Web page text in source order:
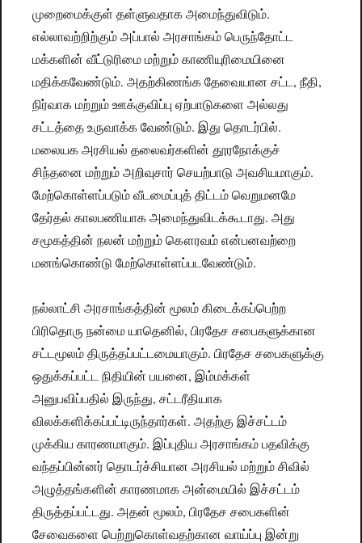
முறைமைக்குள் தள்ளுவதாக அமைந்துவிடும்.
எல்லாவற்றிற்கும் அப்பால் அரசாங்கம் பெருந்தோட்ட
மக்களின் வீட்டுரிமை மற்றும் காணியுரிமையினை
மதிக்கவேண்டும். அதற்கிணங்க தேவையான சட்ட, நீதி,
நிர்வாக மற்றும் ஊக்குவிப்பு ஏற்பாடுகளை அல்லது
சட்டத்தை உருவாக்க வேண்டும். இது தொடர்பில்.
மலையக அரசியல் தலைவர்களின் தூரநோக்குச்
சிந்தனை மற்றும் அறிவுசார் செயற்பாடு அவசியமாகும்.
மேற்கொள்ளப்படும் வீடமைப்புத் திட்டம் வெறுமனமே
தேர்தல் காலபணியாக அமைந்துவிடக்கூடாது. அது
சமூகத்தின் நலன் மற்றும் கௌரவம் என்பனவற்றை
மனங்கொண்டு மேற்கொள்ளப்படவேண்டும்.
நல்லாட்சி அரசாங்கத்தின் மூலம் கிடைக்கப்பெற்ற
பிரிதொரு நன்மை யாதெனில், பிரதேச சபைகளுக்கான
சட்டமூலம் திருத்தப்பட்டமையாகும். பிரதேச சபைகளுக்கு
ஒதுக்கப்பட்ட நிதியின் பயனை, இம்மக்கள்
அனுபவிப்பதில் இருந்து, சட்டரீதியாக
விலக்களிக்கப்பட்டிருந்தார்கள். அதற்கு இச்சட்டம்
முக்கிய காரணமாகும். இப்புதிய அரசாங்கம் பதவிக்கு
வந்தப்பின்னர் தொடர்ச்சியான அரசியல் மற்றும் சிவில்
அழுத்தங்களின் காரணமாக அன்மையில் இச்சட்டம்
திருத்தப்பட்டது. அதன் மூலம், பிரதேச சபைகளின்
சேவைகளை பெற்றுகொள்வதற்கான வாய்ப்பு இன்று